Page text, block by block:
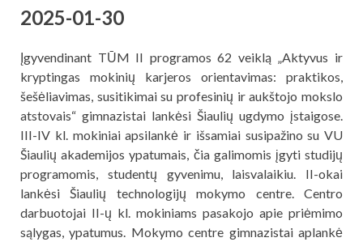
2025-01-30
Įgyvendinant TŪM II programos 62 veiklą „Aktyvus ir
kryptingas mokinių karjeros orientavimas: praktikos,
šešėliavimas, susitikimai su profesinių ir aukštojo mokslo
atstovais“ gimnazistai lankėsi Šiaulių ugdymo įstaigose.
III-IV kl. mokiniai apsilankė ir išsamiai susipažino su VU
Šiaulių akademijos ypatumais, čia galimomis įgyti studijų
programomis, studentų gyvenimu, laisvalaikiu. II-okai
lankėsi Šiaulių technologijų mokymo centre. Centro
darbuotojai II-ų kl. mokiniams pasakojo apie priėmimo
sąlygas, ypatumus. Mokymo centre gimnazistai aplankė